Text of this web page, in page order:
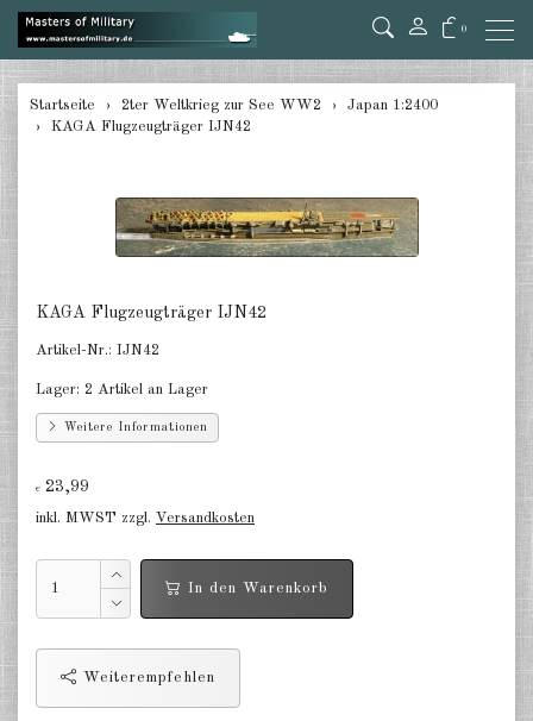
0
zurück
Italien 1:2400
Alliierte 1:285/300
USA 1:2400
Großbritannien 1:2400
Frankreich 1:2400
Niederlande 1:2400
Russland 1:2400
EN
Startseite 2ter Weltkrieg zur See WW2
Japan 1:2400
KAGA Flugzeugträger IJN42
KAGA Flugzeugträger IJN42
Artikel-Nr.: IJN42
Lager: 2 Artikel an Lager
Weitere Informationen
€ 23,99
inkl. MWST zzgl. Versandkosten
In den Warenkorb
Weiterempfehlen